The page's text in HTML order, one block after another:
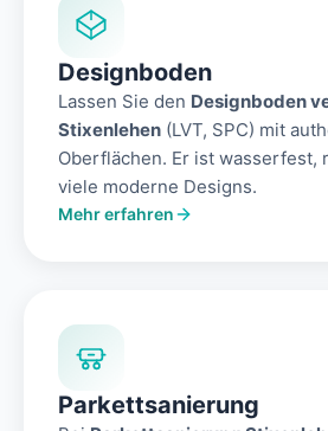
Designboden
Lassen Sie den Designboden
Stixenlehen (LVT, SPC) mit
Oberflächen. Er ist wasserfest,
viele moderne Designs.
Mehr erfahren
Parkettsanierung